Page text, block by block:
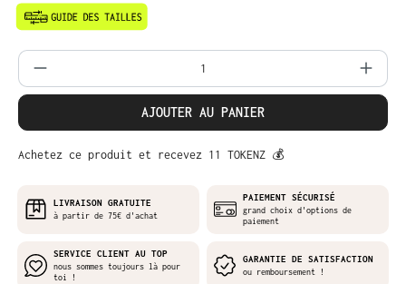
Quantité de produit : Entrez la
AJOUTER AU PANIER
Achetez ce produit et recevez 11 TOKENZ 💰
LIVRAISON GRATUITE
à partir de 75€ d'achat
PAIEMENT SÉCURISÉ
grand choix d'options de
paiement
SERVICE CLIENT AU TOP
nous sommes toujours là pour
toi !
GARANTIE DE SATISFACTION
ou remboursement !